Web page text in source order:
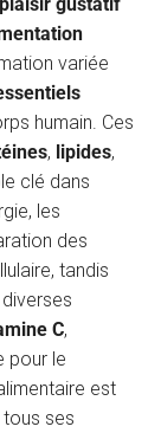
variée
humain. Ces
, lipides,
clé dans
les
des
tandis
C,
pour le
est
tous ses